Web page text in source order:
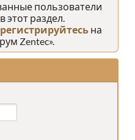
пользователи
этот раздел.
на
Zentec».